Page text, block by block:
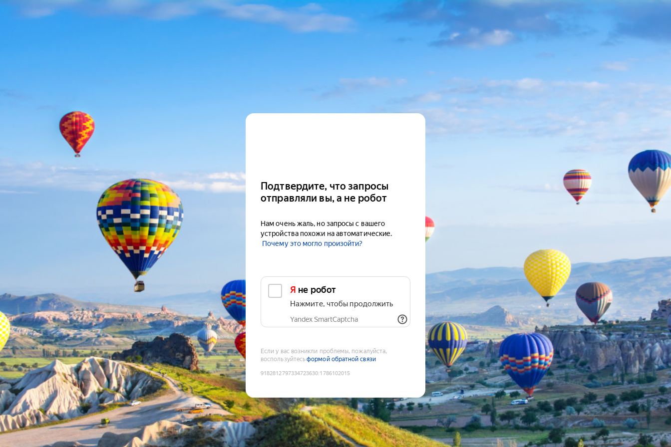
Подтвердите, что запросы
отправляли вы, а не робот
Нам очень жаль, но запросы с вашего
устройства похожи на автоматические.
Почему это могло произойти?
Я не робот
Нажмите, чтобы продолжить
Yandex SmartCaptcha
Если у вас возникли проблемы, пожалуйста,
воспользуйтесьформой обратной связи
9182812797334723630:1786102015